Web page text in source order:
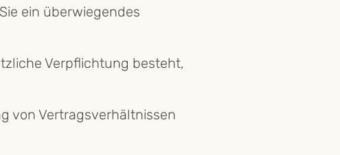
ein überwiegendes
Verpflichtung besteht,
von Vertragsverhältnissen